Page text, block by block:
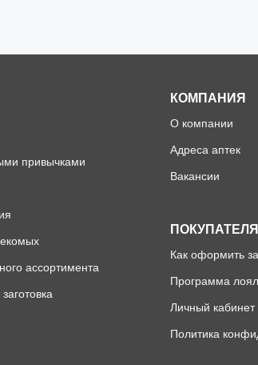
привычками
ассортимента
КОМПАНИЯ
О компании
Адреса аптек
Вакансии
Как оформить
Программа
Личный кабинет
Политика